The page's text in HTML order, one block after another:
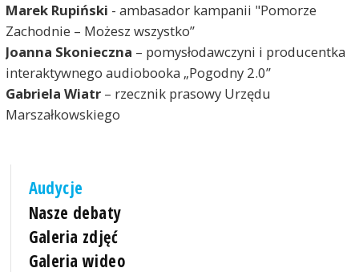
Marek Rupiński - ambasador kampanii "Pomorze
Zachodnie – Możesz wszystko”
Joanna Skonieczna – pomysłodawczyni i producentka
interaktywnego audiobooka „Pogodny 2.0”
Gabriela Wiatr– rzecznik prasowy Urzędu
Marszałkowskiego
Audycje
Nasze debaty
Galeria zdjęć
Galeria wideo